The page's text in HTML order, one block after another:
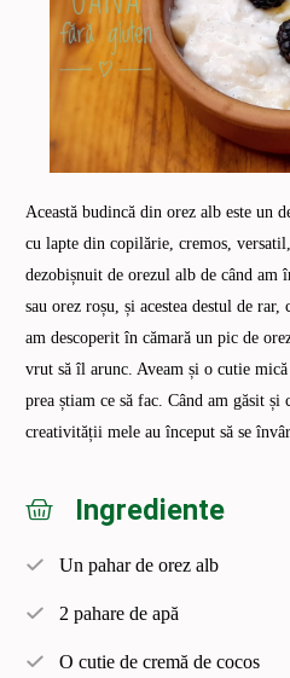
Această budincă din orez alb este un
cu lapte din copilărie, cremos,
dezobișnuit de orezul alb de când am
sau orez roșu, și acestea destul de
am descoperit în cămară un pic de
vrut să îl arunc. Aveam și o cutie
prea știam ce să fac. Când am găsit
creativității mele au început să se
Ingrediente
Un pahar de orez alb
2 pahare de apă
O cutie de cremă de cocos